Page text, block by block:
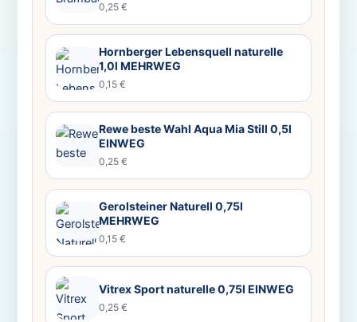
0,25 €
Hornberger Lebensquell naturelle
1,0l MEHRWEG
0,15 €
Rewe beste Wahl Aqua Mia Still 0,5l
EINWEG
0,25 €
Gerolsteiner Naturell 0,75l
MEHRWEG
0,15 €
Vitrex Sport naturelle 0,75l EINWEG
0,25 €